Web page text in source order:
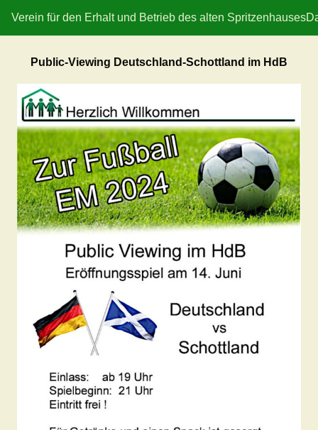
Verein für den Erhalt und Betrieb des alten Spritzenhauses
Public-Viewing Deutschland-Schottland im HdB